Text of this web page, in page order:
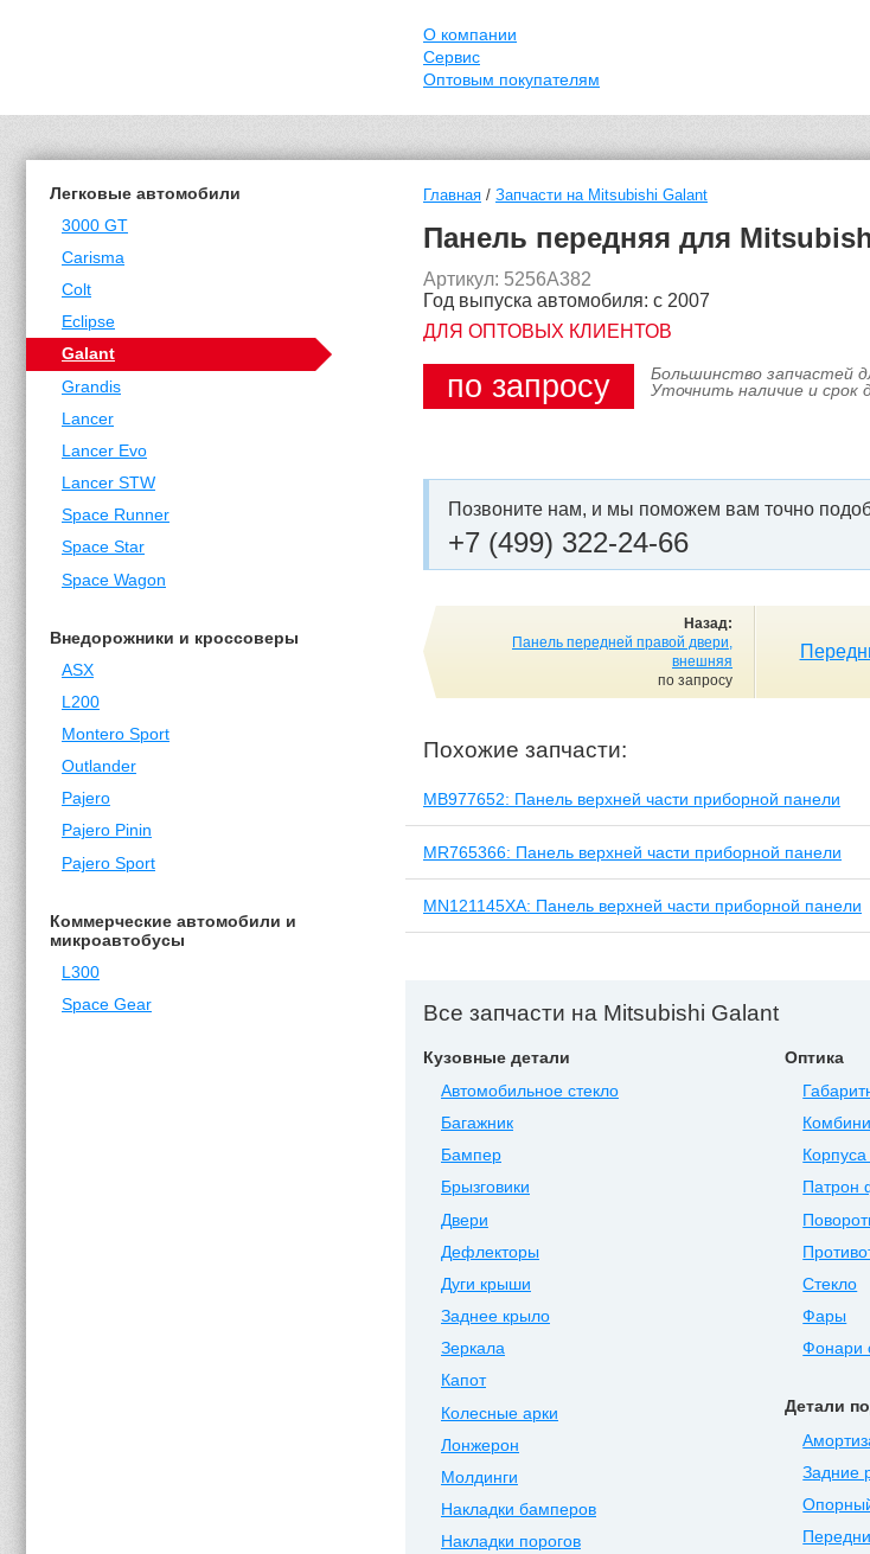
О компании
Сервис
Оптовым покупателям
Легковые автомобили
3000 GT
Carisma
Colt
Eclipse
Galant
Grandis
Lancer
Lancer Evo
Lancer STW
Space Runner
Space Star
Space Wagon
Внедорожники и кроссоверы
ASX
L200
Montero Sport
Outlander
Pajero
Pajero Pinin
Pajero Sport
Коммерческие автомобили и
микроавтобусы
L300
Space Gear
Главная / Запчасти на Mitsubishi Galant
Панель передняя для
Артикул: 5256A382
Год выпуска автомобиля: с 2007
ДЛЯ ОПТОВЫХ КЛИЕНТОВ
по запросу
Большинство запчастей
Уточнить наличие и
Позвоните нам, и мы поможем вам точно
+7 (499) 322-24-66
Назад:
Панель передней правой двери,
внешняя
по запросу
Похожие запчасти:
MB977652: Панель верхней части приборной панели
MR765366: Панель верхней части приборной панели
MN121145XA: Панель верхней части приборной панели
Все запчасти на Mitsubishi Galant
Кузовные детали
Автомобильное стекло
Багажник
Бампер
Брызговики
Двери
Дефлекторы
Дуги крыши
Заднее крыло
Зеркала
Капот
Колесные арки
Лонжерон
Молдинги
Накладки бамперов
Накладки порогов
Оптика
Патрон
Стекло
Фары
Фонари
Детали
Задние